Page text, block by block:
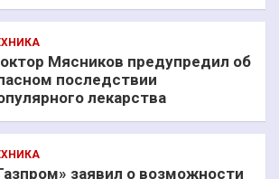
Мясников предупредил об
последствии
лекарства
заявил о возможности